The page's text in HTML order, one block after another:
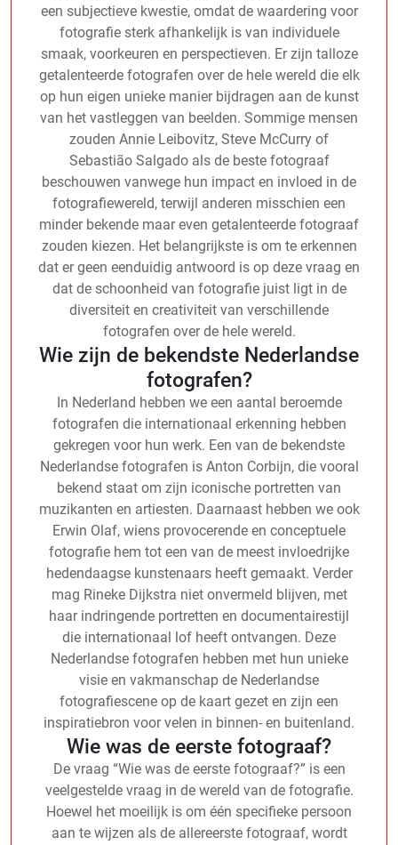
een subjectieve kwestie, omdat de waardering voor
fotografie sterk afhankelijk is van individuele
smaak, voorkeuren en perspectieven. Er zijn talloze
getalenteerde fotografen over de hele wereld die elk
op hun eigen unieke manier bijdragen aan de kunst
van het vastleggen van beelden. Sommige mensen
zouden Annie Leibovitz, Steve McCurry of
Sebastião Salgado als de beste fotograaf
beschouwen vanwege hun impact en invloed in de
fotografiewereld, terwijl anderen misschien een
minder bekende maar even getalenteerde fotograaf
zouden kiezen. Het belangrijkste is om te erkennen
dat er geen eenduidig antwoord is op deze vraag en
dat de schoonheid van fotografie juist ligt in de
diversiteit en creativiteit van verschillende
fotografen over de hele wereld.
Wie zijn de bekendste Nederlandse
fotografen?
In Nederland hebben we een aantal beroemde
fotografen die internationaal erkenning hebben
gekregen voor hun werk. Een van de bekendste
Nederlandse fotografen is Anton Corbijn, die vooral
bekend staat om zijn iconische portretten van
muzikanten en artiesten. Daarnaast hebben we ook
Erwin Olaf, wiens provocerende en conceptuele
fotografie hem tot een van de meest invloedrijke
hedendaagse kunstenaars heeft gemaakt. Verder
mag Rineke Dijkstra niet onvermeld blijven, met
haar indringende portretten en documentairestijl
die internationaal lof heeft ontvangen. Deze
Nederlandse fotografen hebben met hun unieke
visie en vakmanschap de Nederlandse
fotografiescene op de kaart gezet en zijn een
inspiratiebron voor velen in binnen- en buitenland.
Wie was de eerste fotograaf?
De vraag “Wie was de eerste fotograaf?” is een
veelgestelde vraag in de wereld van de fotografie.
Hoewel het moeilijk is om één specifieke persoon
aan te wijzen als de allereerste fotograaf, wordt